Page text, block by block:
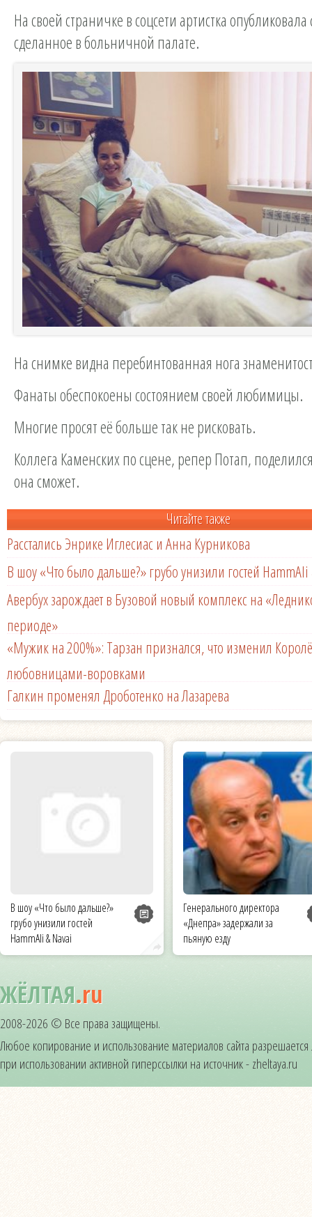
На своей страничке в соцсети артистка опубликовала
сделанное в больничной палате.
На снимке видна перебинтованная нога
Фанаты обеспокоены состоянием своей любимицы.
Многие просят её больше так не рисковать.
Коллега Каменских по сцене, репер Потап,
она сможет.
Читайте также
Расстались Энрике Иглесиас и Анна Курникова
В шоу «Что было дальше?» грубо унизили гостей HammAli
Авербух зарождает в Бузовой новый комплекс на
периоде»
«Мужик на 200%»: Тарзан признался, что изменил
любовницами-воровками
Галкин променял Дроботенко на Лазарева
В шоу «Что было дальше?»
грубо унизили гостей
HammAli & Navai
Генерального директора
«Днепра» задержали за
пьяную езду
ЖЁЛТАЯ.ru
2008-2026 © Все права защищены.
Любое копирование и использование материалов сайта
при использовании активной гиперссылки на источник - zheltaya.ru